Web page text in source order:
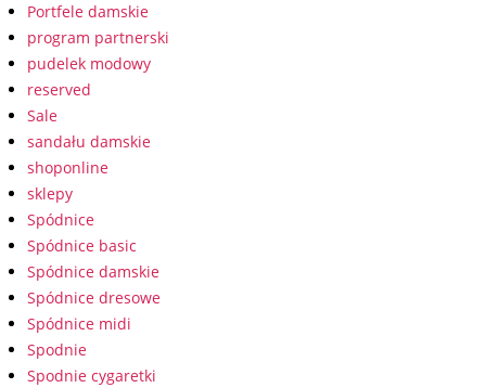
Portfele damskie
program partnerski
pudelek modowy
reserved
Sale
sandału damskie
shoponline
sklepy
Spódnice
Spódnice basic
Spódnice damskie
Spódnice dresowe
Spódnice midi
Spodnie
Spodnie cygaretki